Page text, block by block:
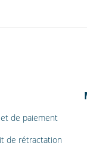
de paiement
de rétractation